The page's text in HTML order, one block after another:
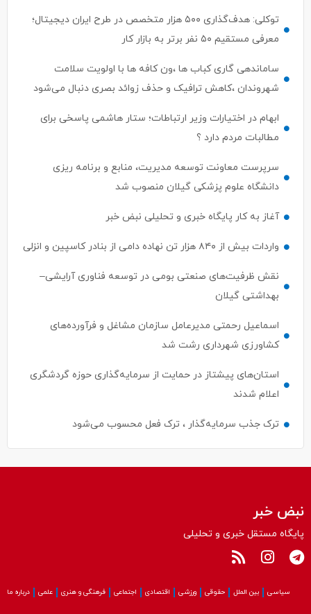
معرفی مستقیم ۵۰ نفر برتر به بازار کار
ساماندهی گاری کباب ها ،ون کافه ها با اولویت سلامت
شهروندان ،کاهش ترافیک و حذف زوائد بصری دنبال می‌شود
ابهام در اختیارات وزیر ارتباطات؛ ستار هاشمی پاسخی برای
سرپرست معاونت توسعه مدیریت، منابع و برنامه ریزی
آغاز به کار پایگاه خبری و تحلیلی نبض خبر
واردات بیش از ۸۴۰ هزار تن نهاده دامی از بنادر كاسپین و انزلی
نقش ظرفیت‌های صنعتی بومی در توسعه فناوری آرایشی–
بهداشتی گیلان
اسماعیل رحمتی مدیرعامل سازمان مشاغل و فرآورده‌های
استان‌های پیشتاز در حمایت از سرمایه‌گذاری حوزه گردشگری
ترک جذب سرمایه‌گذار ، ترک فعل محسوب می‌شود
پایگاه مستقل خبری و تحلیلی
سیاسی بین الملل